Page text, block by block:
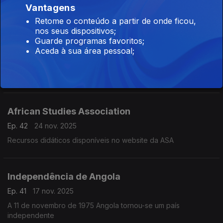
Museu Egípcio do Cairo
Ep. 43
01 dez. 2025
African Studies Association
Ep. 42
24 nov. 2025
Recursos didáticos disponíveis no website da ASA
Independência de Angola
Ep. 41
17 nov. 2025
A 11 de novembro de 1975 Angola tornou-se um país
independente
Vantagens
Retome o conteúdo a partir de onde ficou,
nos seus dispositivos;
Guarde programas favoritos;
Aceda à sua área pessoal;